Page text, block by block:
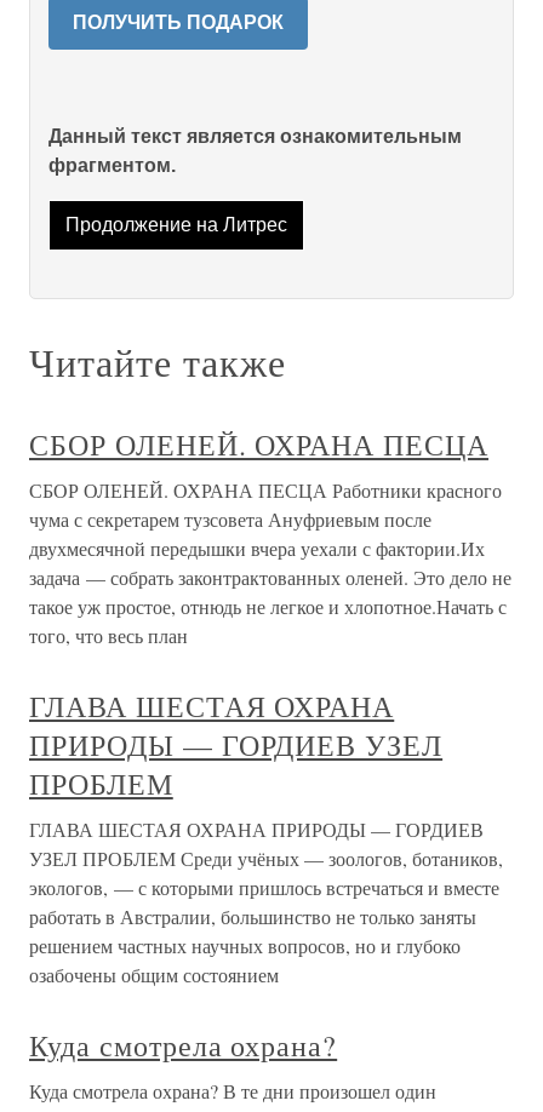
ПОЛУЧИТЬ ПОДАРОК
Данный текст является ознакомительным
фрагментом.
Продолжение на Литрес
Читайте также
СБОР ОЛЕНЕЙ. ОХРАНА ПЕСЦА
СБОР ОЛЕНЕЙ. ОХРАНА ПЕСЦА Работники красного
чума с секретарем тузсовета Ануфриевым после
двухмесячной передышки вчера уехали с фактории.Их
задача — собрать законтрактованных оленей. Это дело не
такое уж простое, отнюдь не легкое и хлопотное.Начать с
того, что весь план
ГЛАВА ШЕСТАЯ ОХРАНА
ПРИРОДЫ — ГОРДИЕВ УЗЕЛ
ПРОБЛЕМ
ГЛАВА ШЕСТАЯ ОХРАНА ПРИРОДЫ — ГОРДИЕВ
УЗЕЛ ПРОБЛЕМ Среди учёных — зоологов, ботаников,
экологов, — с которыми пришлось встречаться и вместе
работать в Австралии, большинство не только заняты
решением частных научных вопросов, но и глубоко
озабочены общим состоянием
Куда смотрела охрана?
Куда смотрела охрана? В те дни произошел один